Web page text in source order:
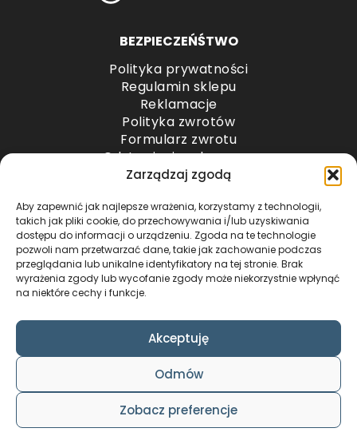
Zarządzaj zgodą
Aby zapewnić jak najlepsze wrażenia, korzystamy z technologii,
takich jak pliki cookie, do przechowywania i/lub uzyskiwania
dostępu do informacji o urządzeniu. Zgoda na te technologie
pozwoli nam przetwarzać dane, takie jak zachowanie podczas
przeglądania lub unikalne identyfikatory na tej stronie. Brak
wyrażenia zgody lub wycofanie zgody może niekorzystnie wpłynąć
na niektóre cechy i funkcje.
Akceptuję
Odmów
Zobacz preferencje
BEZPIECZEŃŚTWO
Polityka prywatności
Regulamin sklepu
Reklamacje
Polityka zwrotów
Formularz zwrotu
Odstąpienie od umowy
Odstąpienie od umowy – przesyłki paletowe
METODY PŁATNOŚCI
COPYRIGHT © 2024 by ADWENTO ŁUKASZ
WIECZOREK / ALL RIGHTS RESERVED
DESIGN & CODE BY
FOXSTUDIO